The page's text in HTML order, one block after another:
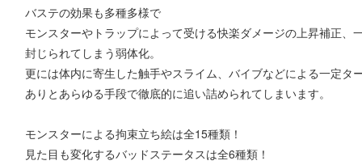
バステの効果も多種多様で
モンスターやトラップによって受ける快楽ダメージの上昇補正
封じられてしまう弱体化。
更には体内に寄生した触手やスライム、バイブなどによる一定
ありとあらゆる手段で徹底的に追い詰められてしまいます。
モンスターによる拘束立ち絵は全15種類！
見た目も変化するバッドステータスは全6種類！